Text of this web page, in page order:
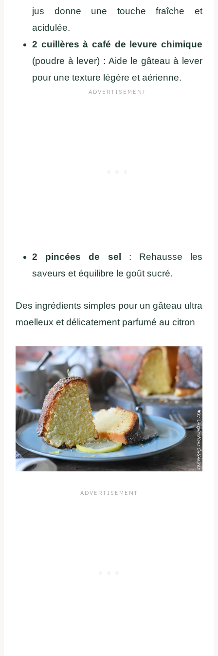
jus donne une touche fraîche et
acidulée.
2 cuillères à café de levure chimique
(poudre à lever) : Aide le gâteau à lever
pour une texture légère et aérienne.
2 pincées de sel : Rehausse les
saveurs et équilibre le goût sucré.
Des ingrédients simples pour un gâteau ultra
moelleux et délicatement parfumé au citron